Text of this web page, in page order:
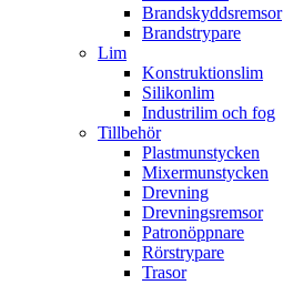
Brandskyddsremsor
Brandstrypare
Lim
Konstruktionslim
Silikonlim
Industrilim och fog
Tillbehör
Plastmunstycken
Mixermunstycken
Drevning
Drevningsremsor
Patronöppnare
Rörstrypare
Trasor